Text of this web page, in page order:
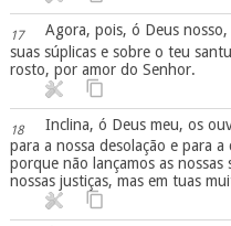
17
Agora, pois, ó Deus
suas súplicas e sobre o teu
rosto, por amor do Senhor.
18
Inclina, ó Deus meu, os
para a nossa desolação e para
porque não lançamos as
nossas justiças, mas em tuas